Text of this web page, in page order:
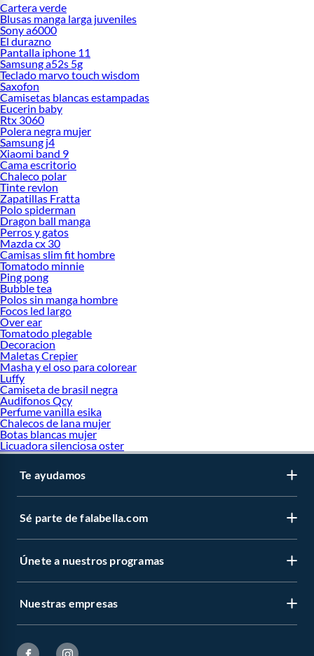
Cartera verde
Blusas manga larga juveniles
Sony a6000
El durazno
Pantalla iphone 11
Samsung a52s 5g
Teclado marvo touch wisdom
Saxofon
Camisetas blancas estampadas
Eucerin baby
Rtx 3060
Polera negra mujer
Samsung j4
Xiaomi band 9
Cama escritorio
Chaleco polar
Tinte revlon
Zapatillas Fratta
Polo spiderman
Dragon ball manga
Perros y gatos
Mazda cx 30
Camisas slim fit hombre
Tomatodo minnie
Ping pong
Bubble tea
Polos sin manga hombre
Focos led largo
Over ear
Tomatodo plegable
Decoracion
Maletas Crepier
Masha y el oso para colorear
Luffy
Camiseta de brasil negra
Audifonos Qcy
Perfume vanilla esika
Chalecos de lana mujer
Botas blancas mujer
Licuadora silenciosa oster
Te ayudamos
Sé parte de falabella.com
Únete a nuestros programas
Nuestras empresas